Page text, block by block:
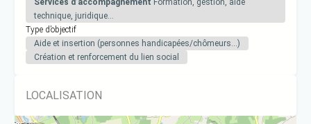
technique, juridique…
Type d’objectif
Aide et insertion (personnes handicapées/chômeurs…)
Création et renforcement du lien social
LOCALISATION